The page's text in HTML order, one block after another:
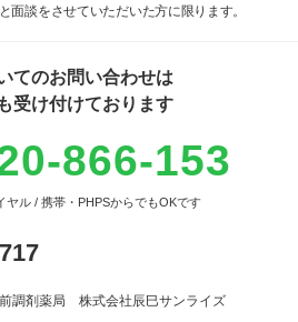
面談をさせていただいた方に限ります。
てのお問い合わせは
受け付けております
866-153
ヤル / 携帯・PHPSからでもOKです
調剤薬局 株式会社辰巳サンライズ